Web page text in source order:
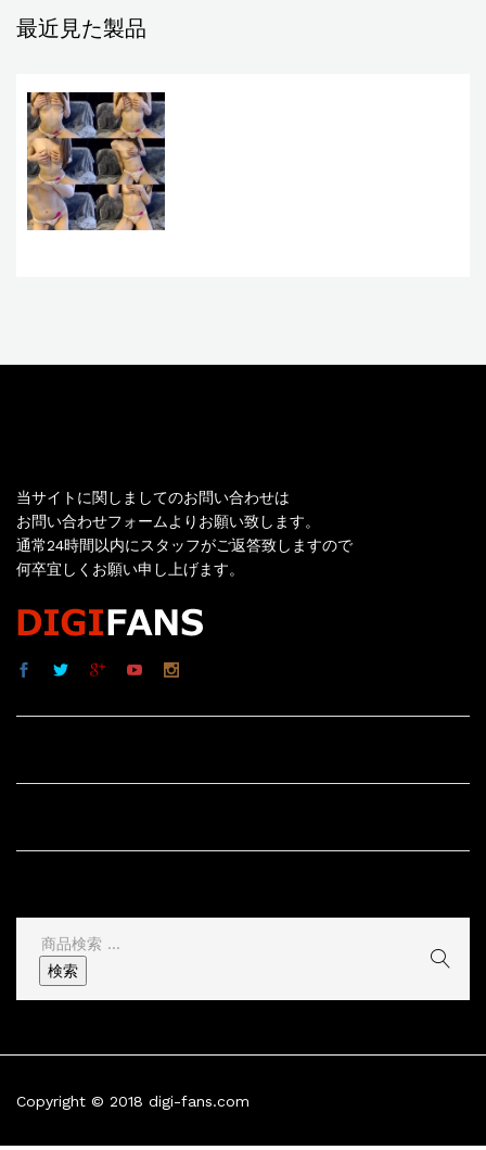
最近見た製品
当サイトに関しましてのお問い合わせは
お問い合わせフォームよりお願い致します。
通常24時間以内にスタッフがご返答致しますので
何卒宜しくお願い申し上げます。
検
索
結
検索
Copyright © 2018 digi-fans.com